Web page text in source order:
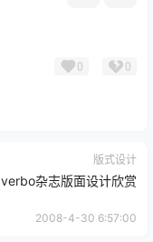
0 0
版式设计
verbo杂志版面设计欣赏
2008-4-30 6:57:00